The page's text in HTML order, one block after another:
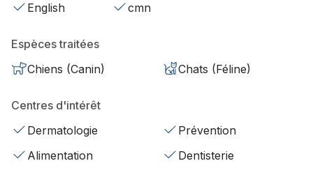
English
cmn
Espèces traitées
Chiens (Canin)
Chats (Féline)
Centres d'intérêt
Dermatologie
Prévention
Alimentation
Dentisterie